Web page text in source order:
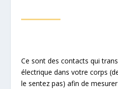
Ce sont des contacts qui
électrique dans votre corps
le sentez pas) afin de